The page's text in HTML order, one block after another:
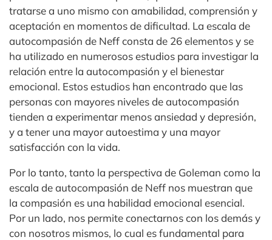
tratarse a uno mismo con amabilidad, comprensión y
aceptación en momentos de dificultad. La escala de
autocompasión de Neff consta de 26 elementos y se
ha utilizado en numerosos estudios para investigar la
relación entre la autocompasión y el bienestar
emocional. Estos estudios han encontrado que las
personas con mayores niveles de autocompasión
tienden a experimentar menos ansiedad y depresión,
y a tener una mayor autoestima y una mayor
satisfacción con la vida.
Por lo tanto, tanto la perspectiva de Goleman como la
escala de autocompasión de Neff nos muestran que
la compasión es una habilidad emocional esencial.
Por un lado, nos permite conectarnos con los demás y
con nosotros mismos, lo cual es fundamental para